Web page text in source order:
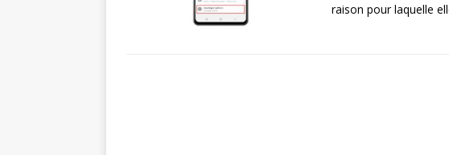
raison pour laquelle